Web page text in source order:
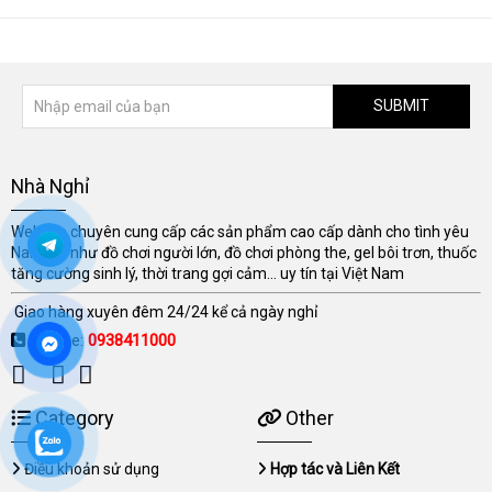
SUBMIT
Nhà Nghỉ
Website chuyên cung cấp các sản phẩm cao cấp dành cho tình yêu
Nam Nữ như đồ chơi người lớn, đồ chơi phòng the, gel bôi trơn, thuốc
tăng cường sinh lý, thời trang gợi cảm... uy tín tại Việt Nam
Giao hàng xuyên đêm 24/24 kể cả ngày nghỉ
Hotline:0938411000
Category
Điều khoản sử dụng
Other
Hợp tác và Liên Kết